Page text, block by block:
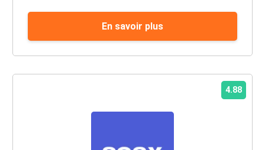
En savoir plus
4.88